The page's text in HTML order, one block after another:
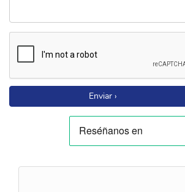
Enviar ›